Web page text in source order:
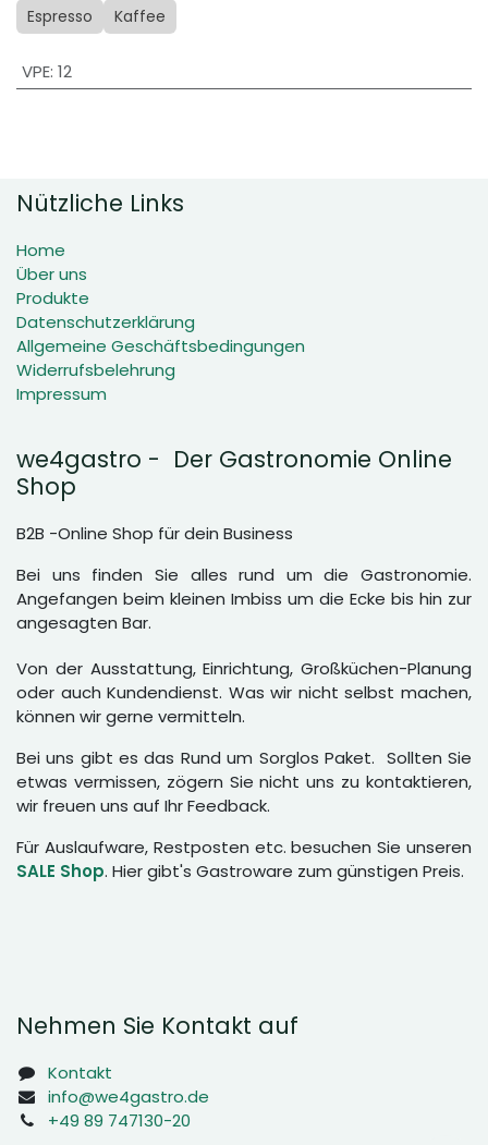
Espresso Kaffee
VPE: 12
Nützliche Links
Home
Über uns
Produkte
Datenschutzerklärung
Allgemeine Geschäftsbedingungen
Widerrufsbelehrung
Impressum
we4gastro - Der Gastronomie Online
Shop
B2B -Online Shop für dein Business
Bei uns finden Sie alles rund um die Gastronomie.
Angefangen beim kleinen Imbiss um die Ecke bis hin zur
angesagten Bar.
Von der Ausstattung, Einrichtung, Großküchen-Planung
oder auch Kundendienst. Was wir nicht selbst machen,
können wir gerne vermitteln.
Bei uns gibt es das Rund um Sorglos Paket. Sollten Sie
etwas vermissen, zögern Sie nicht uns zu kontaktieren,
wir freuen uns auf Ihr Feedback.
Für Auslaufware, Restposten etc. besuchen Sie unseren
SALE Shop. Hier gibt's Gastroware zum günstigen Preis.
Nehmen Sie Kontakt auf
Kontakt
info@we4gastro.de
+49 89 747130-20